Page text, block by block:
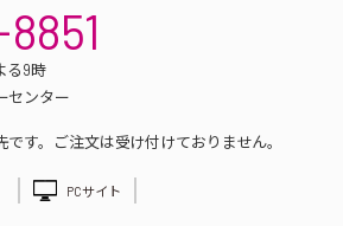
る9時
センター
す。ご注文は受け付けておりません。
PCサイト